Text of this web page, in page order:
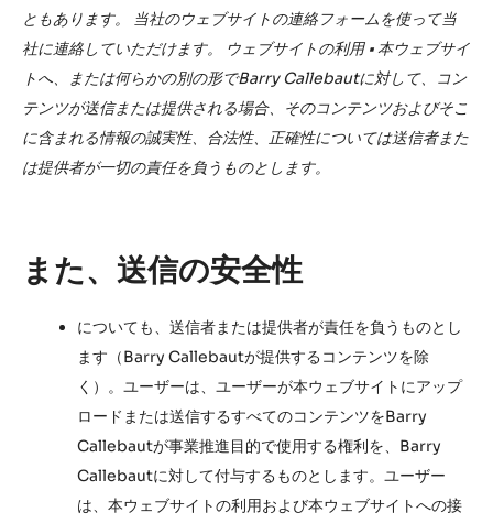
ともあります。 当社のウェブサイトの連絡フォームを使って当
社に連絡していただけます。 ウェブサイトの利用 • 本ウェブサイ
トへ、または何らかの別の形でBarry Callebautに対して、コン
テンツが送信または提供される場合、そのコンテンツおよびそこ
に含まれる情報の誠実性、合法性、正確性については送信者また
は提供者が一切の責任を負うものとします。
また、送信の安全性
についても、送信者または提供者が責任を負うものとし
ます（Barry Callebautが提供するコンテンツを除
く）。ユーザーは、ユーザーが本ウェブサイトにアップ
ロードまたは送信するすべてのコンテンツをBarry
Callebautが事業推進目的で使用する権利を、Barry
Callebautに対して付与するものとします。ユーザー
は、本ウェブサイトの利用および本ウェブサイトへの接